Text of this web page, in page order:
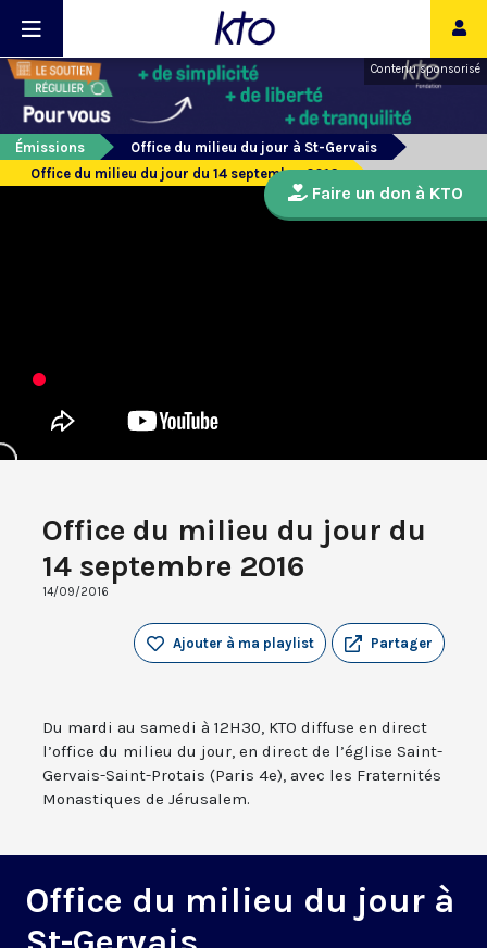
Contenu sponsorisé
Émissions
Office du milieu du jour à St-Gervais
Office du milieu du jour du 14 septembre 2016
Office du milieu du jour du
14 septembre 2016
14/09/2016
Partager
Ajouter à ma playlist
Du mardi au samedi à 12H30, KTO diffuse en direct
l’office du milieu du jour, en direct de l’église Saint-
Gervais-Saint-Protais (Paris 4e), avec les Fraternités
Monastiques de Jérusalem.
Office du milieu du jour à
Faire un don à KTO